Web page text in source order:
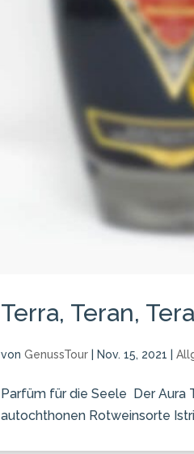
Terra, Teran,
vonGenussTour Nov. 15, 2021 |
Parfüm für die Seele ​ Der Aura
autochthonen Rotweinsorte